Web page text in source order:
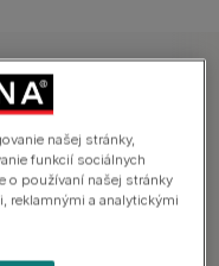
rady
Koža, srsť a uši
našej stránky,
funkcií sociálnych
o používaní našej stránky
reklamnými a analytickými